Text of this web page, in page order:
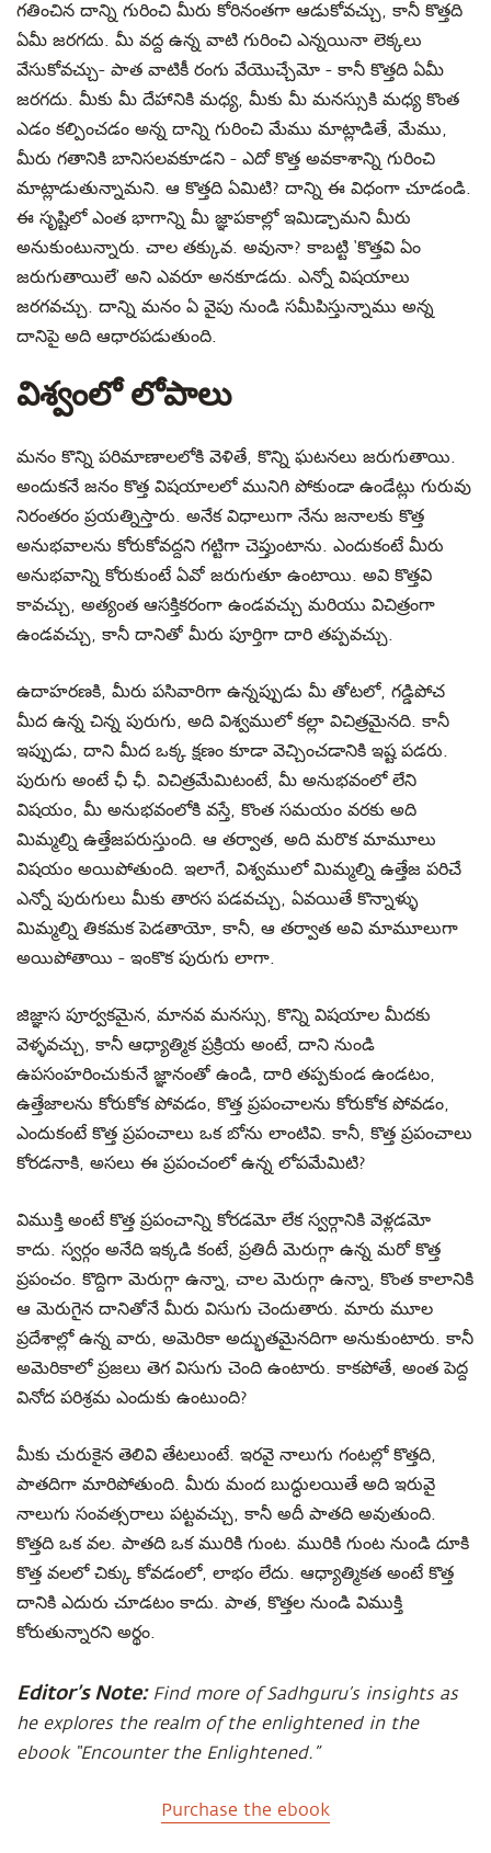
గతించిన దాన్ని గురించి మీరు కోరినంతగా ఆడుకోవచ్చు, కానీ కొత్తది
ఏమీ జరగదు. మీ వద్ద ఉన్న వాటి గురించి ఎన్నయినా లెక్కలు
వేసుకోవచ్చు- పాత వాటికీ రంగు వేయొచ్చేమో - కానీ కొత్తది ఏమీ
జరగదు. మీకు మీ దేహానికి మధ్య, మీకు మీ మనస్సుకి మధ్య కొంత
ఎడం కల్పించడం అన్న దాన్ని గురించి మేము మాట్లాడితే, మేము,
మీరు గతానికి బానిసలవకూడని - ఎదో కొత్త అవకాశాన్ని గురించి
మాట్లాడుతున్నామని. ఆ కొత్తది ఏమిటి? దాన్ని ఈ విధంగా చూడండి.
ఈ సృష్టిలో ఎంత భాగాన్ని మీ జ్ఞాపకాల్లో ఇమిడ్చామని మీరు
అనుకుంటున్నారు. చాల తక్కువ. అవునా? కాబట్టి ‘కొత్తవి ఏం
జరుగుతాయిలే’ అని ఎవరూ అనకూడదు. ఎన్నో విషయాలు
జరగవచ్చు. దాన్ని మనం ఏ వైపు నుండి సమీపిస్తున్నాము అన్న
దానిపై అది ఆధారపడుతుంది.
విశ్వంలో లోపాలు
మనం కొన్ని పరిమాణాలలోకి వెళితే, కొన్ని ఘటనలు జరుగుతాయి.
అందుకనే జనం కొత్త విషయాలలో మునిగి పోకుండా ఉండేట్లు గురువు
నిరంతరం ప్రయత్నిస్తారు. అనేక విధాలుగా నేను జనాలకు కొత్త
అనుభవాలను కోరుకోవద్దని గట్టిగా చెప్తుంటాను. ఎందుకంటే మీరు
అనుభవాన్ని కోరుకుంటే ఏవో జరుగుతూ ఉంటాయి. అవి కొత్తవి
కావచ్చు, అత్యంత ఆసక్తికరంగా ఉండవచ్చు మరియు విచిత్రంగా
ఉండవచ్చు, కానీ దానితో మీరు పూర్తిగా దారి తప్పవచ్చు.
ఉదాహరణకి, మీరు పసివారిగా ఉన్నప్పుడు మీ తోటలో, గడ్డిపోచ
మీద ఉన్న చిన్న పురుగు, అది విశ్వములో కల్లా విచిత్రమైనది. కానీ
ఇప్పుడు, దాని మీద ఒక్క క్షణం కూడా వెచ్చించడానికి ఇష్ట పడరు.
పురుగు అంటే ఛీ ఛీ. విచిత్రమేమిటంటే, మీ అనుభవంలో లేని
విషయం, మీ అనుభవంలోకి వస్తే, కొంత సమయం వరకు అది
మిమ్మల్ని ఉత్తేజపరుస్తుంది. ఆ తర్వాత, అది మరొక మామూలు
విషయం అయిపోతుంది. ఇలాగే, విశ్వములో మిమ్మల్ని ఉత్తేజ పరిచే
ఎన్నో పురుగులు మీకు తారస పడవచ్చు, ఏవయితే కొన్నాళ్ళు
మిమ్మల్ని తికమక పెడతాయో, కానీ, ఆ తర్వాత అవి మామూలుగా
అయిపోతాయి - ఇంకొక పురుగు లాగా.
జిజ్ఞాస పూర్వకమైన, మానవ మనస్సు, కొన్ని విషయాల మీదకు
వెళ్ళవచ్చు, కానీ ఆధ్యాత్మిక ప్రక్రియ అంటే, దాని నుండి
ఉపసంహరించుకునే జ్ఞానంతో ఉండి, దారి తప్పకుండ ఉండటం,
ఉత్తేజాలను కోరుకోక పోవడం, కొత్త ప్రపంచాలను కోరుకోక పోవడం,
ఎందుకంటే కొత్త ప్రపంచాలు ఒక బోను లాంటివి. కానీ, కొత్త ప్రపంచాలు
కోరడనాకి, అసలు ఈ ప్రపంచంలో ఉన్న లోపమేమిటి?
విముక్తి అంటే కొత్త ప్రపంచాన్ని కోరడమో లేక స్వర్గానికి వెళ్లడమో
కాదు. స్వర్గం అనేది ఇక్కడి కంటే, ప్రతిదీ మెరుగ్గా ఉన్న మరో కొత్త
ప్రపంచం. కొద్దిగా మెరుగ్గా ఉన్నా, చాల మెరుగ్గా ఉన్నా, కొంత కాలానికి
ఆ మెరుగైన దానితోనే మీరు విసుగు చెందుతారు. మారు మూల
ప్రదేశాల్లో ఉన్న వారు, అమెరికా అద్భుతమైనదిగా అనుకుంటారు. కానీ
అమెరికాలో ప్రజలు తెగ విసుగు చెంది ఉంటారు. కాకపోతే, అంత పెద్ద
వినోద పరిశ్రమ ఎందుకు ఉంటుంది?
మీకు చురుకైన తెలివి తేటలుంటే. ఇరవై నాలుగు గంటల్లో కొత్తది,
పాతదిగా మారిపోతుంది. మీరు మంద బుద్ధులయితే అది ఇరువై
నాలుగు సంవత్సరాలు పట్టవచ్చు, కానీ అదీ పాతది అవుతుంది.
కొత్తది ఒక వల. పాతది ఒక మురికి గుంట. మురికి గుంట నుండి దూకి
కొత్త వలలో చిక్కు కోవడంలో, లాభం లేదు. ఆధ్యాత్మికత అంటే కొత్త
దానికి ఎదురు చూడటం కాదు. పాత, కొత్తల నుండి విముక్తి
కోరుతున్నారని అర్థం.
Editor’s Note: Find more of Sadhguru’s insights as
he explores the realm of the enlightened in the
ebook “Encounter the Enlightened.”
Purchase the ebook